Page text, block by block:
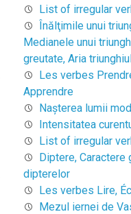
List of irregular
Înălţimile unui
Medianele unui
greutate, Aria
Les verbes
Apprendre
Naşterea lumii
Intensitatea
List of irregular
Diptere, Caractere
dipterelor
Les verbes Lire,
Mezul iernei de